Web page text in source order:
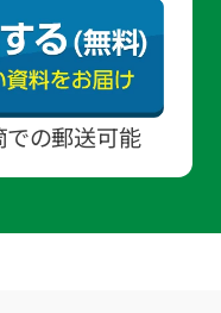
での郵送可能